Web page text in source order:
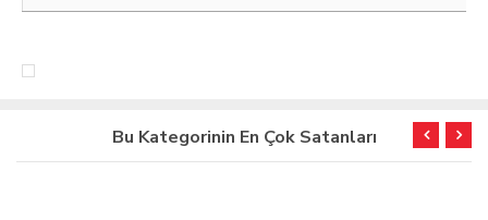
Bu Kategorinin En Çok Satanları